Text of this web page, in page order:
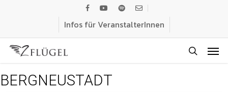
content
facebook
youtubespotifyemail
Infos für VeranstalterInnen
BERGNEUSTADT